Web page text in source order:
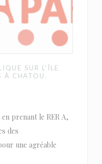
SUR L'ÎLE
À CHATOU.
prenant le RER A,
des
une agréable